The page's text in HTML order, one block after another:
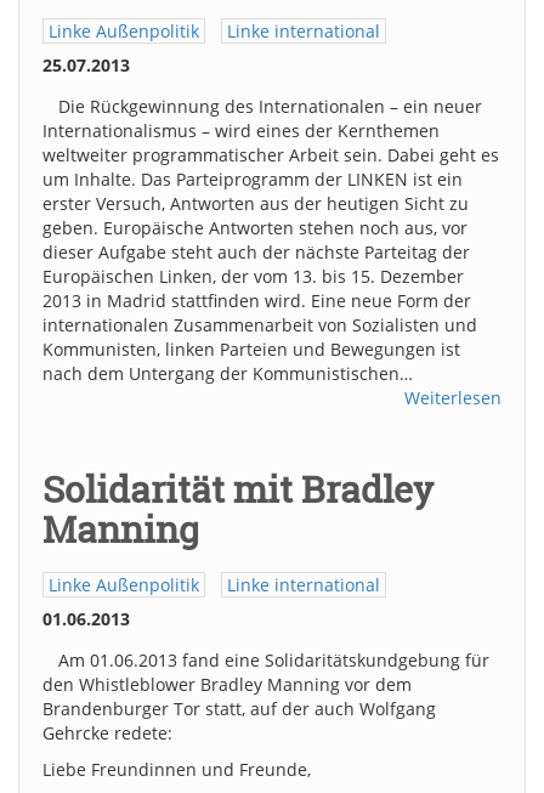
Linke Außenpolitik
Linke international
25.07.2013
Die Rückgewinnung des Internationalen – ein neuer
Internationalismus – wird eines der Kernthemen
weltweiter programmatischer Arbeit sein. Dabei geht es
um Inhalte. Das Parteiprogramm der LINKEN ist ein
erster Versuch, Antworten aus der heutigen Sicht zu
geben. Europäische Antworten stehen noch aus, vor
dieser Aufgabe steht auch der nächste Parteitag der
Europäischen Linken, der vom 13. bis 15. Dezember
2013 in Madrid stattfinden wird. Eine neue Form der
internationalen Zusammenarbeit von Sozialisten und
Kommunisten, linken Parteien und Bewegungen ist
nach dem Untergang der Kommunistischen…
Weiterlesen
Solidarität mit Bradley
Manning
Linke Außenpolitik
Linke international
01.06.2013
Am 01.06.2013 fand eine Solidaritätskundgebung für
den Whistleblower Bradley Manning vor dem
Brandenburger Tor statt, auf der auch Wolfgang
Gehrcke redete:
Liebe Freundinnen und Freunde,